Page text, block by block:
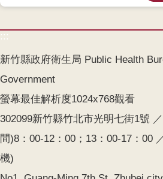
療
材
首
頁
網
:::
新竹縣政府衛生局 Public Health
Government
螢幕最佳解析度1024x768觀看
302099新竹縣竹北市光明七街1號
間)8：00-12：00；13：00-17：00
機)